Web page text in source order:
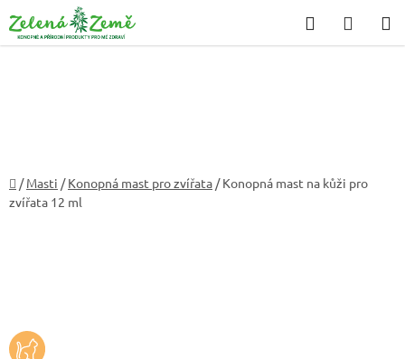
na
obsah
Hledat
KOŠÍK
Domů
/ Masti / Konopná mast pro zvířata / Konopná mast na kůži pro
zvířata 12 ml
KOCKA